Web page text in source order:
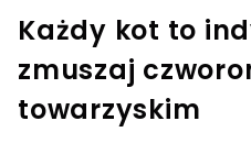
Każdy kot to
zmuszaj
towarzyskim